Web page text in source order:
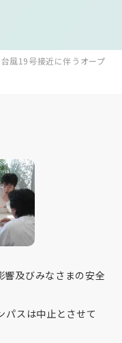
台風19号接近に伴うオープ
及びみなさまの安全
パスは中止とさせて